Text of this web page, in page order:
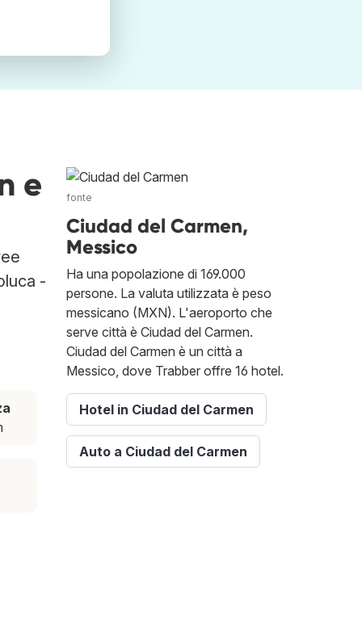
e
-
fonte
Ciudad del Carmen,
Messico
Ha una popolazione di 169.000
persone. La valuta utilizzata è peso
messicano (MXN). L'aeroporto che
serve città è Ciudad del Carmen.
Ciudad del Carmen è un città a
Messico, dove Trabber offre 16 hotel.
Hotel in Ciudad del Carmen
Auto a Ciudad del Carmen